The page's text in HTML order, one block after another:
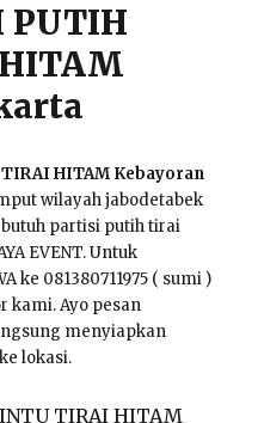
PUTIH
HITAM Kebayoran
wilayah jabodetabek
partisi putih tirai
EVENT. Untuk
ke 081380711975 ( sumi )
kami. Ayo pesan
menyiapkan
lokasi.